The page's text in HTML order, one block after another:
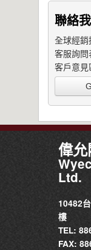
聯絡
全球經銷
客服詢問
客戶意見
偉
Ltd.
10482
樓
TEL:
FAX: